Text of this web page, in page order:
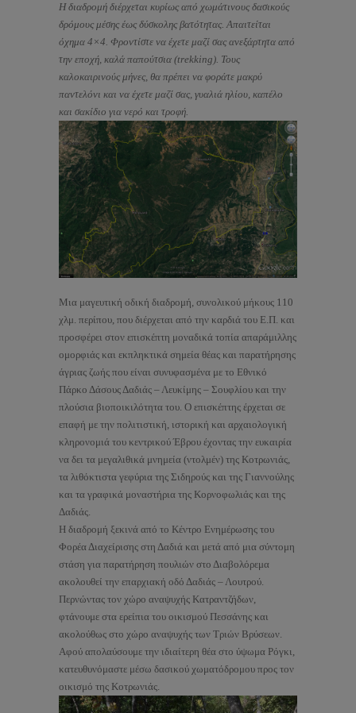
Η διαδρομή διέρχεται κυρίως από χωμάτινους δασικούς
δρόμους μέσης έως δύσκολης βατότητας. Απαιτείται
όχημα 4×4. Φροντίστε να έχετε μαζί σας ανεξάρτητα από
την εποχή, καλά παπούτσια (trekking). Τους
καλοκαιρινούς μήνες, θα πρέπει να φοράτε μακρύ
παντελόνι και να έχετε μαζί σας, γυαλιά ηλίου, καπέλο
και σακίδιο για νερό και τροφή.
Μια μαγευτική οδική διαδρομή, συνολικού μήκους 110
χλμ. περίπου, που διέρχεται από την καρδιά του Ε.Π. και
προσφέρει στον επισκέπτη μοναδικά τοπία απαράμιλλης
ομορφιάς και εκπληκτικά σημεία θέας και παρατήρησης
άγριας ζωής που είναι συνυφασμένα με το Εθνικό
Πάρκο Δάσους Δαδιάς – Λευκίμης – Σουφλίου και την
πλούσια βιοποικιλότητα του. Ο επισκέπτης έρχεται σε
επαφή με την πολιτιστική, ιστορική και αρχαιολογική
κληρονομιά του κεντρικού Έβρου έχοντας την ευκαιρία
να δει τα μεγαλιθικά μνημεία (ντολμέν) της Κοτρωνιάς,
τα λιθόκτιστα γεφύρια της Σιδηρούς και της Γιαννούλης
και τα γραφικά μοναστήρια της Κορνοφωλιάς και της
Δαδιάς.
Η διαδρομή ξεκινά από το Κέντρο Ενημέρωσης του
Φορέα Διαχείρισης στη Δαδιά και μετά από μια σύντομη
στάση για παρατήρηση πουλιών στο Διαβολόρεμα
ακολουθεί την επαρχιακή οδό Δαδιάς – Λουτρού.
Περνώντας τον χώρο αναψυχής Κατραντζήδων,
φτάνουμε στα ερείπια του οικισμού Πεσσάνης και
ακολούθως στο χώρο αναψυχής των Τριών Βρύσεων.
Αφού απολαύσουμε την ιδιαίτερη θέα στο ύψωμα Ρόγκι,
κατευθυνόμαστε μέσω δασικού χωματόδρομου προς τον
οικισμό της Κοτρωνιάς.